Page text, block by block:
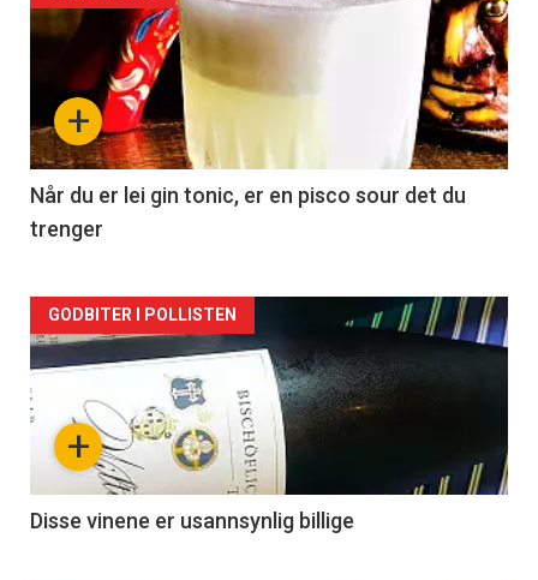
akkurat
nå
-
2
+
Når du er lei gin tonic, er en pisco sour det du
trenger
Forsiden
akkurat
nå
3
+
GODBITER I POLLISTEN
Disse vinene er usannsynlig billige